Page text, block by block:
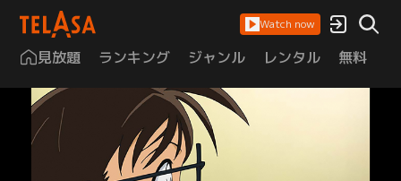
Watch now
見放題 ランキング ジャンル レンタル 無料